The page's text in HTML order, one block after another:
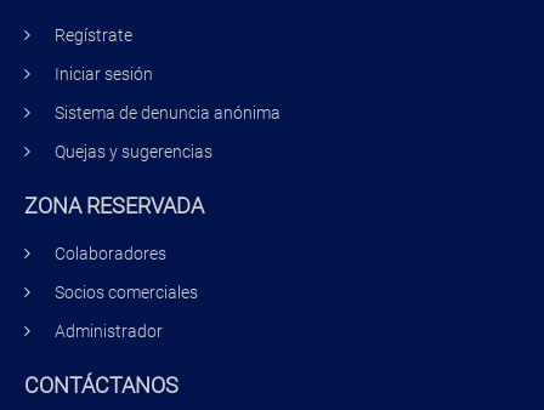
Regístrate
Iniciar sesión
Sistema de denuncia anónima
Quejas y sugerencias
ZONA RESERVADA
Colaboradores
Socios comerciales
Administrador
CONTÁCTANOS